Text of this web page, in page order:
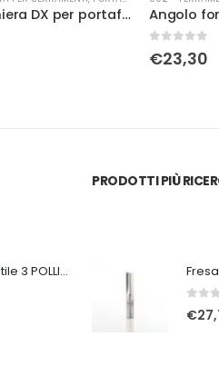
Angolo cerniera DX per portafinestra con fissaggio battuta 12/18-9 arg.
Su 5
€23,30
Ventilatore portatile 3 POLLICI ricaricabile bianco
PRODOTTI PIÙ
€